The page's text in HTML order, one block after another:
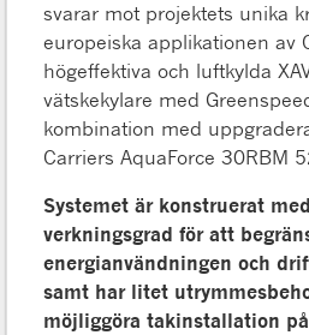
svarar mot projektets unika
europeiska applikationen av
högeffektiva och luftkylda
vätskekylare med
kombination med
Carriers AquaForce 30RBM
Systemet är konstruerat
verkningsgrad för att
energianvändningen och
samt har litet
möjliggöra takinstallation